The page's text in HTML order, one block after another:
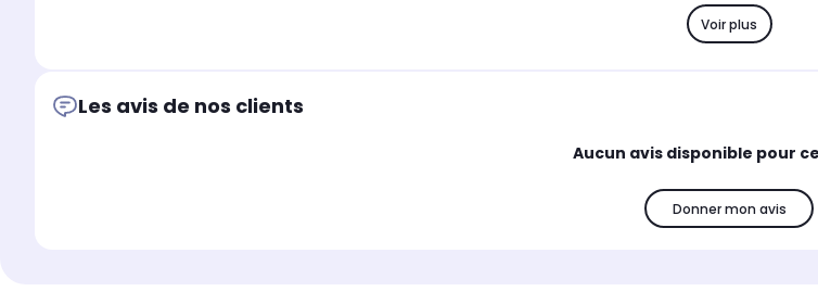
Voir plus
Les avis de nos clients
Aucun avis disponible pour
Donner mon avis